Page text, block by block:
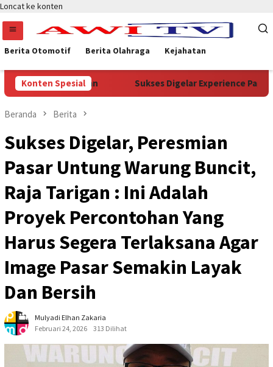
Loncat ke konten
Berita Otomotif Berita Olahraga Kejahatan
Konten Spesial
Kehutanan Sukses Digelar Experience Papua
Beranda Berita
Sukses Digelar, Peresmian
Pasar Untung Warung Buncit,
Raja Tarigan : Ini Adalah
Proyek Percontohan Yang
Harus Segera Terlaksana Agar
Image Pasar Semakin Layak
Dan Bersih
Mulyadi Elhan Zakaria
Februari 24, 2026
313 Dilihat